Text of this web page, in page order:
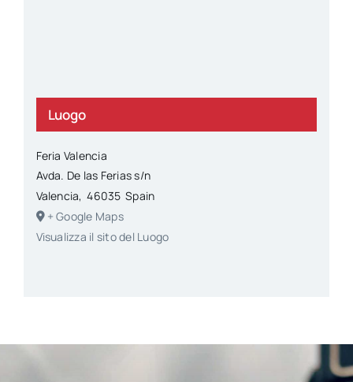
Luogo
Feria Valencia
Avda. De las Ferias s/n
Valencia, 46035 Spain
+ Google Maps
Visualizza il sito del Luogo